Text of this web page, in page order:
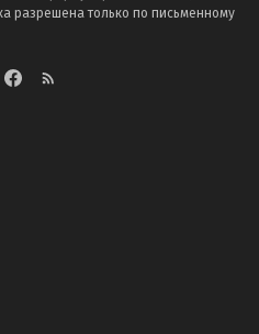
разрешена только по письменному